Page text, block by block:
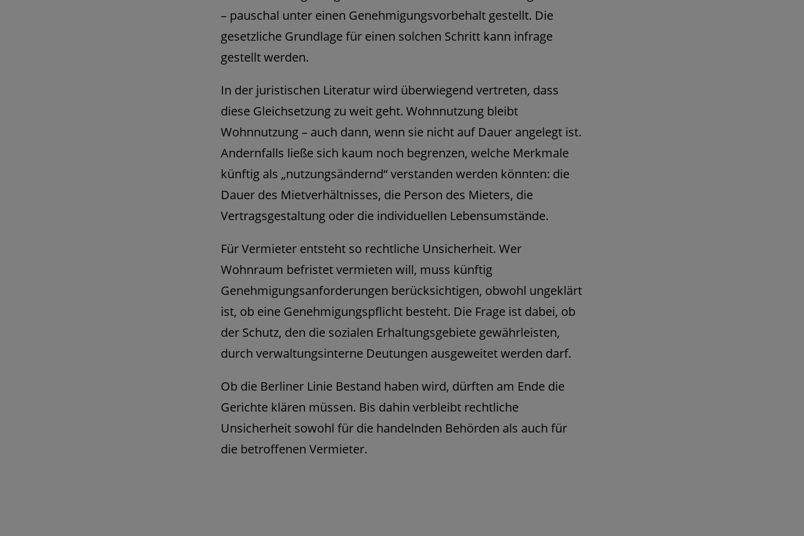
– pauschal unter einen Genehmigungsvorbehalt gestellt. Die
gesetzliche Grundlage für einen solchen Schritt kann infrage
gestellt werden.
In der juristischen Literatur wird überwiegend vertreten, dass
diese Gleichsetzung zu weit geht. Wohnnutzung bleibt
Wohnnutzung – auch dann, wenn sie nicht auf Dauer angelegt ist.
Andernfalls ließe sich kaum noch begrenzen, welche Merkmale
künftig als „nutzungsändernd“ verstanden werden könnten: die
Dauer des Mietverhältnisses, die Person des Mieters, die
Vertragsgestaltung oder die individuellen Lebensumstände.
Für Vermieter entsteht so rechtliche Unsicherheit. Wer
Wohnraum befristet vermieten will, muss künftig
Genehmigungsanforderungen berücksichtigen, obwohl ungeklärt
ist, ob eine Genehmigungspflicht besteht. Die Frage ist dabei, ob
der Schutz, den die sozialen Erhaltungsgebiete gewährleisten,
durch verwaltungsinterne Deutungen ausgeweitet werden darf.
Ob die Berliner Linie Bestand haben wird, dürften am Ende die
Gerichte klären müssen. Bis dahin verbleibt rechtliche
Unsicherheit sowohl für die handelnden Behörden als auch für
die betroffenen Vermieter.